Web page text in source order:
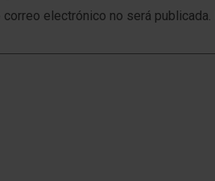
electrónico no será publicada.